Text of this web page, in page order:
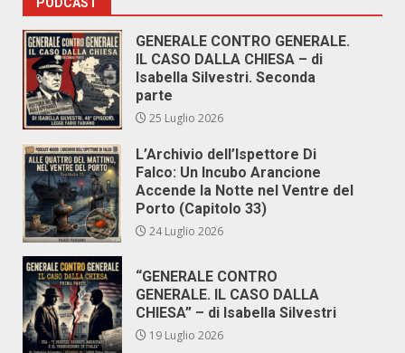
GENERALE CONTRO GENERALE.
IL CASO DALLA CHIESA – di
Isabella Silvestri. Seconda
parte
25 Luglio 2026
L’Archivio dell’Ispettore Di
Falco: Un Incubo Arancione
Accende la Notte nel Ventre del
Porto (Capitolo 33)
24 Luglio 2026
“GENERALE CONTRO
GENERALE. IL CASO DALLA
CHIESA” – di Isabella Silvestri
19 Luglio 2026